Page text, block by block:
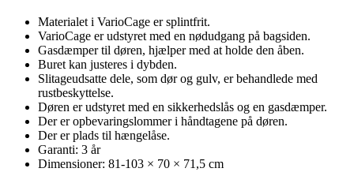
Materialet i VarioCage er splintfrit.
VarioCage er udstyret med en nødudgang på bagsiden.
Gasdæmper til døren, hjælper med at holde den åben.
Buret kan justeres i dybden.
Slitageudsatte dele, som dør og gulv, er behandlede med
rustbeskyttelse.
Døren er udstyret med en sikkerhedslås og en gasdæmper.
Der er opbevaringslommer i håndtagene på døren.
Der er plads til hængelåse.
Garanti: 3 år
Dimensioner: 81-103 × 70 × 71,5 cm